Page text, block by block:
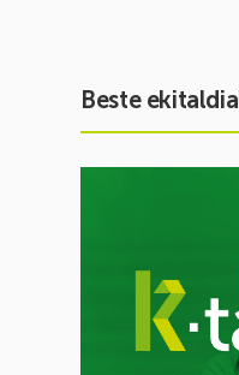
Beste